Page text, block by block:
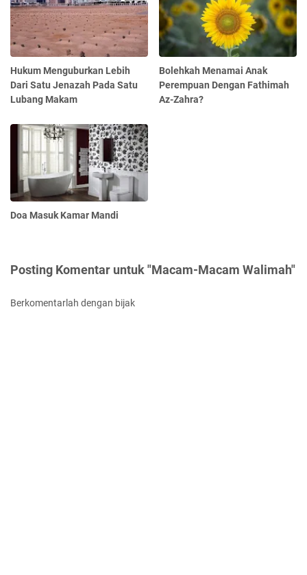
Hukum Menguburkan Lebih
Dari Satu Jenazah Pada Satu
Lubang Makam
Bolehkah Menamai Anak
Perempuan Dengan Fathimah
Az-Zahra?
Doa Masuk Kamar Mandi
Posting Komentar untuk "Macam-Macam Walimah"
Berkomentarlah dengan bijak